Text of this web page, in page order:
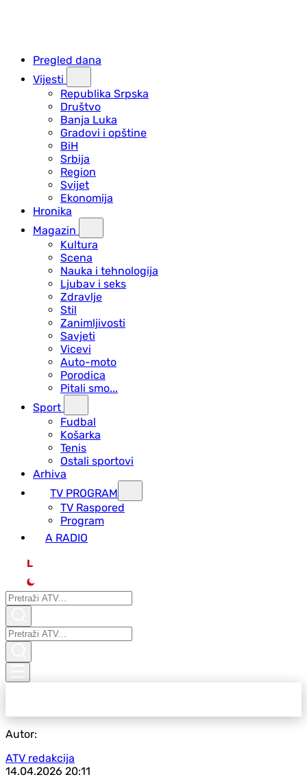
Pregled dana
Vijesti
Republika Srpska
Društvo
Banja Luka
Gradovi i opštine
BiH
Srbija
Region
Svijet
Ekonomija
Hronika
Magazin
Kultura
Scena
Nauka i tehnologija
Ljubav i seks
Zdravlje
Stil
Zanimljivosti
Savjeti
Vicevi
Auto-moto
Porodica
Pitali smo...
Sport
Fudbal
Košarka
Tenis
Ostali sportovi
Arhiva
TV PROGRAM
ТV Raspored
Program
A RADIO
L
Autor:
ATV redakcija
14.04.2026 20:11